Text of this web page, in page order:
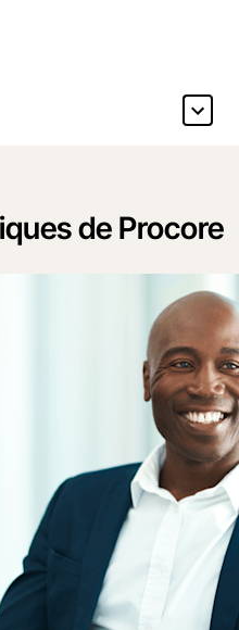
de Procore